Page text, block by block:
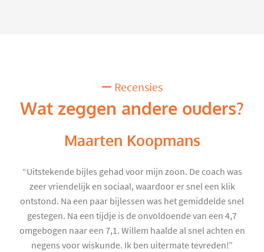
Recensies
Wat zeggen andere ouders?
Maarten Koopmans
“Uitstekende bijles gehad voor mijn zoon. De coach was
zeer vriendelijk en sociaal, waardoor er snel een klik
ontstond. Na een paar bijlessen was het gemiddelde snel
gestegen. Na een tijdje is de onvoldoende van een 4,7
omgebogen naar een 7,1. Willem haalde al snel achten en
negens voor wiskunde. Ik ben uitermate tevreden!”